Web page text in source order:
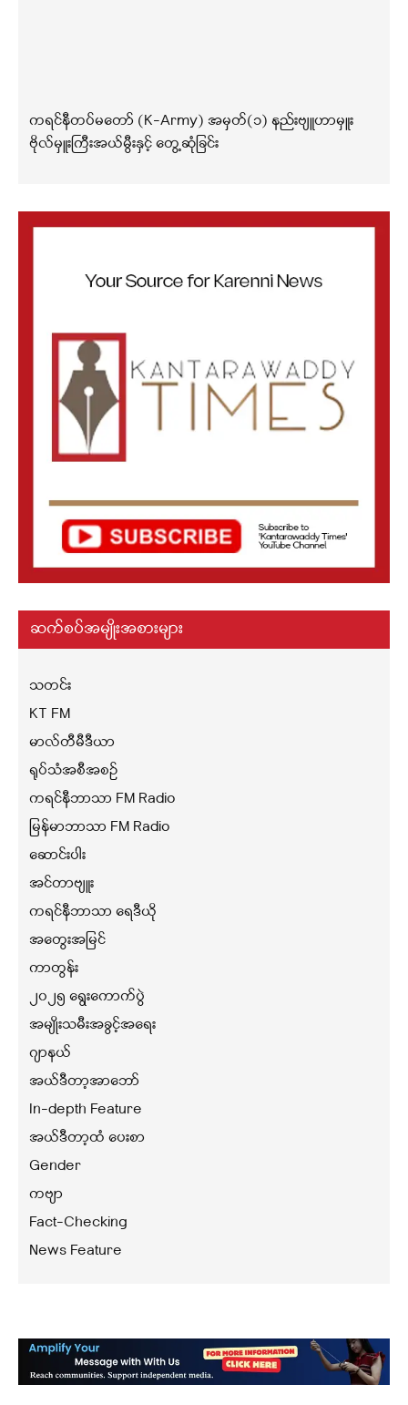
ကရင်နီတပ်မတော် (K-Army) အမှတ်(၁) နည်းဗျူဟာမှူး
ဗိုလ်မှူးကြီးအယ်မွီးနှင့် တွေ့ဆုံခြင်း
ဆက်စပ်အမျိုးအစားများ
သတင်း
KT FM
မာလ်တီမီဒီယာ
ရုပ်သံအစီအစဉ်
ကရင်နီဘာသာ FM Radio
မြန်မာဘာသာ FM Radio
ဆောင်းပါး
အင်တာဗျူး
ကရင်နီဘာသာ ရေဒီယို
အတွေးအမြင်
ကာတွန်း
၂၀၂၅ ရွေးကောက်ပွဲ
အမျိုးသမီးအခွင့်အရေး
ဂျာနယ်
အယ်ဒီတာ့အာဘော်
In-depth Feature
အယ်ဒီတာ့ထံ ပေးစာ
Gender
ကဗျာ
Fact-Checking
News Feature